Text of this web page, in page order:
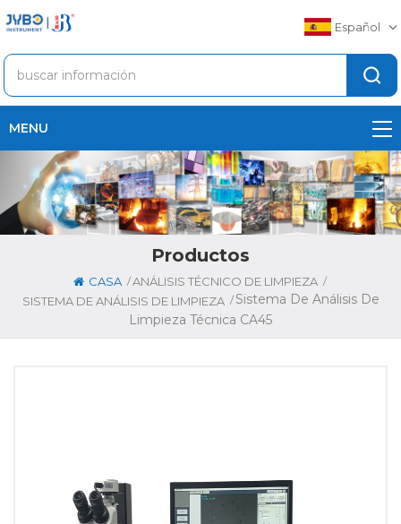
Español
MENU
Productos
CASA /ANÁLISIS TÉCNICO DE LIMPIEZA /
SISTEMA DE ANÁLISIS DE LIMPIEZA / Sistema De Análisis De
Limpieza Técnica CA45